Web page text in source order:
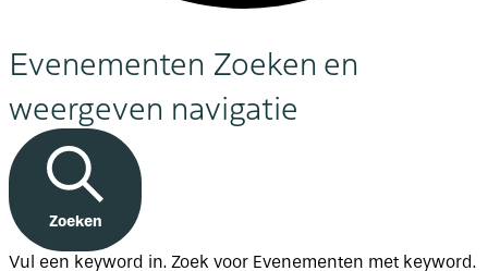
Evenementen Zoeken en
weergeven navigatie
Zoeken
Vul een keyword in. Zoek voor Evenementen met keyword.